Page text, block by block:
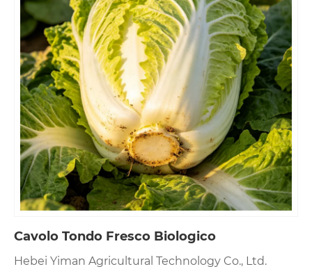
Cavolo Tondo Fresco Biologico
Hebei Yiman Agricultural Technology Co., Ltd.